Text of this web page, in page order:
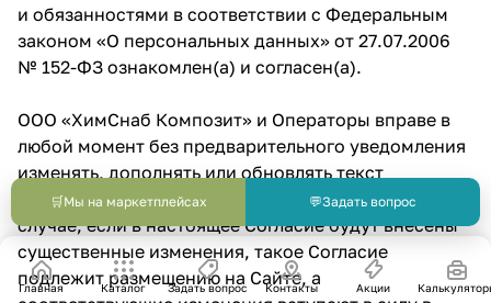
и обязанностями в соответствии с Федеральным
законом «О персональных данных» от 27.07.2006
№ 152-ФЗ ознакомлен(а) и согласен(а).
ООО «ХимСнаб Композит» и Операторы вправе в
любой момент без предварительного уведомления
изменять, дополнять или обновлять текст
настоящего Согласия в той или иной части. В том
случае, если в настоящее Согласие будут внесены
существенные изменения, такое Согласие
подлежит размещению на Сайте, а
🛒Мы на маркетплейсах 💬Задать вопрос
Главная Каталог Задать вопрос Контакты Акции